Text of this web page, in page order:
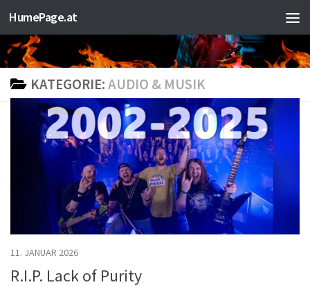
Zum Inhalt springen
HumePage.at
KATEGORIE:AUDIO & MUSIK
11. JANUAR 2026
R.I.P. Lack of Purity